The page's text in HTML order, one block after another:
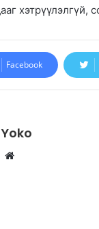
хэтрүүлэлгүй,
Facebook
Yoko